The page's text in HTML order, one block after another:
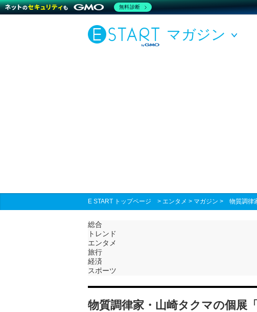
マガジン
E START トップページ > エンタメ > マガジン > 物質調律
総合
トレンド
エンタメ
旅行
経済
スポーツ
物質調律家・山崎タクマの個展
無料診断